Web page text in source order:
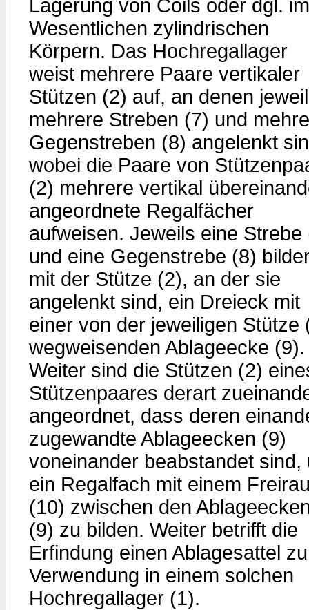
Lagerung von Coils oder dgl. im
Wesentlichen zylindrischen
Körpern. Das Hochregallager
weist mehrere Paare vertikaler
Stützen (2) auf, an denen
mehrere Streben (7) und
Gegenstreben (8) angelenkt
wobei die Paare von
(2) mehrere vertikal
angeordnete Regalfächer
aufweisen. Jeweils eine Strebe
und eine Gegenstrebe (8)
mit der Stütze (2), an der sie
angelenkt sind, ein Dreieck mit
einer von der jeweiligen Stütze
wegweisenden Ablageecke (9).
Weiter sind die Stützen (2)
Stützenpaares derart
angeordnet, dass deren
zugewandte Ablageecken (9)
voneinander beabstandet sind,
ein Regalfach mit einem
(10) zwischen den
(9) zu bilden. Weiter betrifft die
Erfindung einen Ablagesattel
Verwendung in einem solchen
Hochregallager (1).